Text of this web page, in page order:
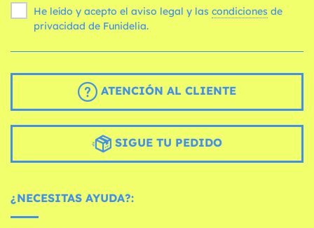
He leído y acepto el aviso legal y las condiciones
privacidad de Funidelia.
ATENCIÓN AL CLIENTE
SIGUE TU PEDIDO
¿NECESITAS AYUDA?: